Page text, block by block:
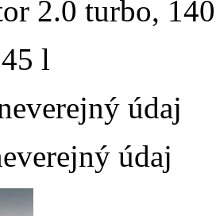
2.0 turbo,
l
údaj
údaj